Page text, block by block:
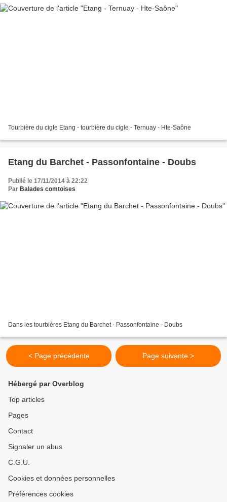
Tourbière du cigle Etang - tourbière du cigle - Ternuay - Hte-Saône
Etang du Barchet - Passonfontaine - Doubs
Publié le 17/11/2014 à 22:22
Par Balades comtoises
Dans les tourbières Etang du Barchet - Passonfontaine - Doubs
< Page précédente Page suivante >
Hébergé par Overblog
Top articles
Pages
Contact
Signaler un abus
C.G.U.
Cookies et données personnelles
Préférences cookies